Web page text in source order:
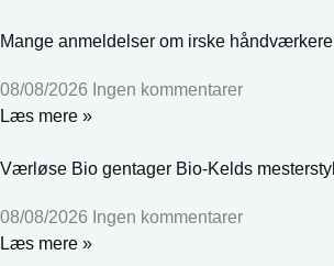
Mange anmeldelser om irske håndværkere
08/08/2026 Ingen kommentarer
Læs mere »
Værløse Bio gentager Bio-Kelds
08/08/2026 Ingen kommentarer
Læs mere »